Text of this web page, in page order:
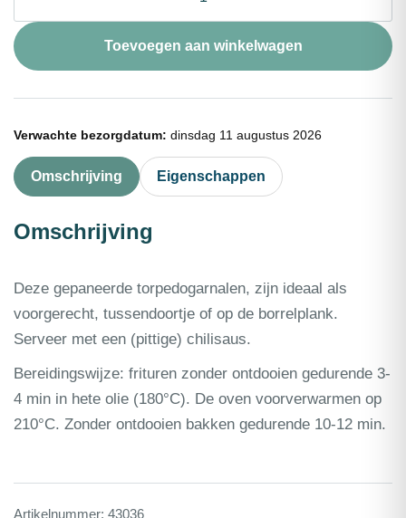
gepeld
in
beslag
(beignet)
Toevoegen aan winkelwagen
Verwachte bezorgdatum: dinsdag 11 augustus 2026
Omschrijving Eigenschappen
Omschrijving
Deze gepaneerde torpedogarnalen, zijn ideaal als
voorgerecht, tussendoortje of op de borrelplank.
Serveer met een (pittige) chilisaus.
Bereidingswijze: frituren zonder ontdooien gedurende 3-
4 min in hete olie (180°C). De oven voorverwarmen op
210°C. Zonder ontdooien bakken gedurende 10-12 min.
Artikelnummer: 43036